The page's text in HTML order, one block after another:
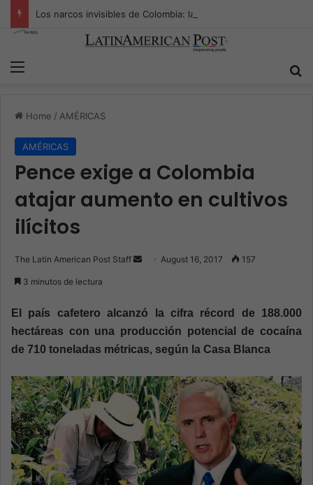
Home / AMÉRICAS
AMÉRICAS
Pence exige a Colombia
atajar aumento en cultivos
ilícitos
The Latin American Post Staff
d
a
m
a
i
l
August 16, 2017 157
3 minutos de lectura
El país cafetero alcanzó la cifra récord de 188.000
hectáreas con una producción potencial de cocaína
de 710 toneladas métricas, según la Casa Blanca